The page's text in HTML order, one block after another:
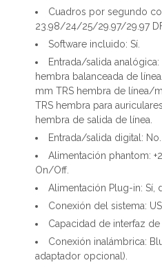
Cuadros por segundo
23.98/24/25/29.97/29.97
Software incluido: Sí.
Entrada/salida
hembra balanceada de
mm TRS hembra de línea/
TRS hembra para
hembra de salida de línea.
Entrada/salida digital: No.
Alimentación phantom:
On/Off.
Alimentación Plug-in: Sí,
Conexión del sistema:
Capacidad de interfaz
Conexión inalámbrica:
adaptador opcional).